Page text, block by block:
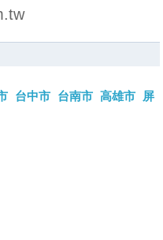
台中市 台南市 高雄市 屏